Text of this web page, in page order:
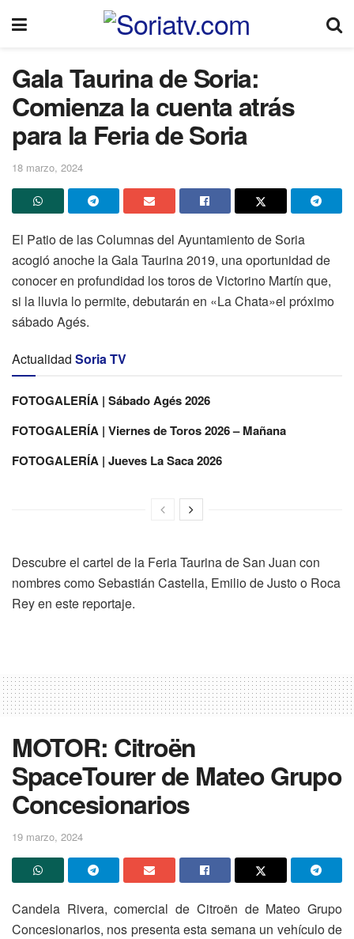
Gala Taurina de Soria:
Comienza la cuenta atrás
para la Feria de Soria
18 marzo, 2024
El Patio de las Columnas del Ayuntamiento de Soria
acogió anoche la Gala Taurina 2019, una oportunidad de
conocer en profundidad los toros de Victorino Martín que,
si la lluvia lo permite, debutarán en «La Chata»el próximo
sábado Agés.
Actualidad Soria TV
FOTOGALERÍA | Sábado Agés 2026
FOTOGALERÍA | Viernes de Toros 2026 – Mañana
FOTOGALERÍA | Jueves La Saca 2026
Descubre el cartel de la Feria Taurina de San Juan con
nombres como Sebastián Castella, Emilio de Justo o Roca
Rey en este reportaje.
MOTOR: Citroën
SpaceTourer de Mateo Grupo
Concesionarios
19 marzo, 2024
Candela Rivera, comercial de Citroën de Mateo Grupo
Concesionarios, nos presenta esta semana un vehículo de